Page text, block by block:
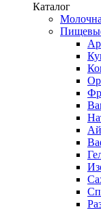
Каталог